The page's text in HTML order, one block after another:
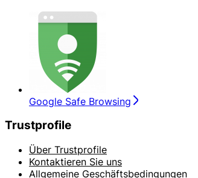
Google Safe Browsing
Trustprofile
Über Trustprofile
Kontaktieren Sie uns
Allgemeine Geschäftsbedingungen